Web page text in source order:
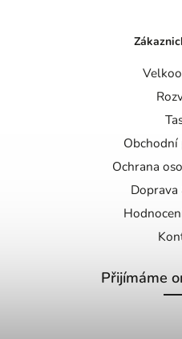
Ochrana
Přijímáme